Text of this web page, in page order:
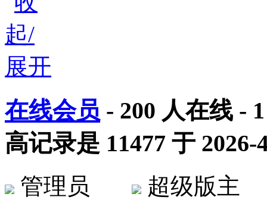
在线会员 - 200 人在线 - 1
高记录是 11477 于 2026-
管理员
超级版